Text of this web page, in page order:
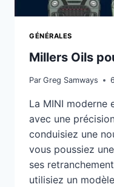
GÉNÉRALES
Millers Oils
Par Greg Samways
La MINI moderne
avec une
conduisiez une
vous poussiez
ses
utilisiez un